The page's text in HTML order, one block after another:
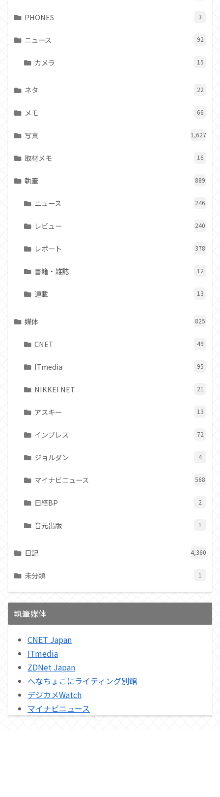
PHONES 3
ニュース 92
カメラ 15
ネタ 22
メモ 66
写真 1,627
取材メモ 16
執筆 889
ニュース 246
レビュー 240
レポート 378
書籍・雑誌 12
連載 13
媒体 825
CNET 49
ITmedia 95
NIKKEI NET 21
アスキー 13
インプレス 72
ジョルダン 4
マイナビニュース 568
日経BP 2
音元出版 1
日記 4,360
未分類 1
執筆媒体
CNET Japan
ITmedia
ZDNet Japan
へなちょこにライティング別館
デジカメWatch
マイナビニュース